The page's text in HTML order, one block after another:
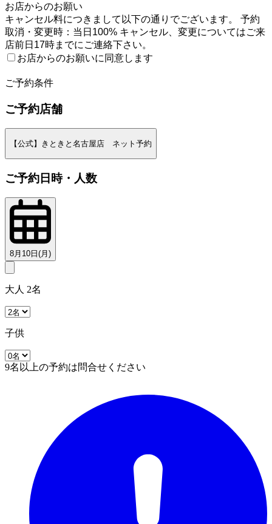
お店からのお願い
キャンセル料につきまして以下の通りでございます。 予約
取消・変更時：当日100% キャンセル、変更についてはご来
店前日17時までにご連絡下さい。
お店からのお願いに同意します
ご予約条件
ご予約店舗
【公式】きときと名古屋店 ネット予約
ご予約日時・人数
8月10日(月)
大人 2名
子供
9名以上の予約は問合せください